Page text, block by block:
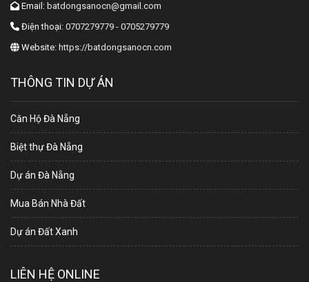
Email: batdongsanocn@gmail.com
Điện thoại: 0707279779 - 0705279779
Website: https://batdongsanocn.com
THÔNG TIN DỰ ÁN
Căn Hộ Đà Nẵng
Biệt thự Đà Nẵng
Dự án Đà Nẵng
Mua Bán Nhà Đất
Dự án Đất Xanh
LIÊN HỆ ONLINE